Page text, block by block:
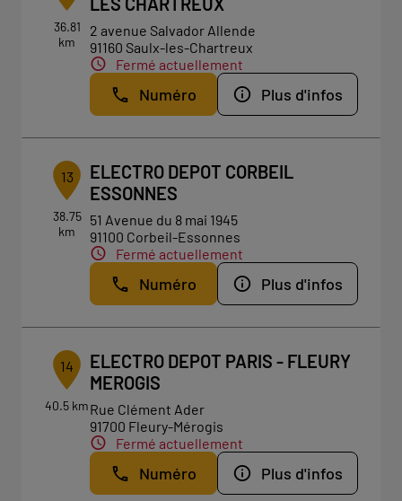
36.81
km
2 avenue Salvador Allende
91160 Saulx-les-Chartreux
Fermé actuellement
Numéro Plus d'infos
13
38.75
km
ELECTRO DEPOT CORBEIL
ESSONNES
51 Avenue du 8 mai 1945
91100 Corbeil-Essonnes
Fermé actuellement
Numéro Plus d'infos
14
40.5 km
ELECTRO DEPOT PARIS - FLEURY
MEROGIS
Rue Clément Ader
91700 Fleury-Mérogis
Fermé actuellement
Numéro Plus d'infos